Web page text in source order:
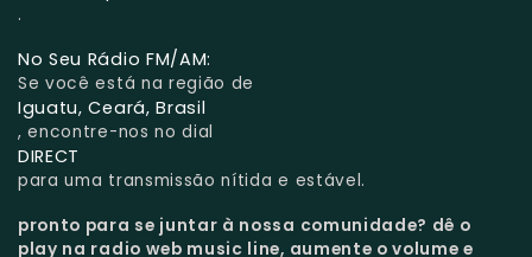
.
No Seu Rádio FM/AM:
Se você está na região de
Iguatu, Ceará, Brasil
, encontre-nos no dial
DIRECT
para uma transmissão nítida e estável.
pronto para se juntar à nossa comunidade? dê o
play na radio web music line, aumente o volume e